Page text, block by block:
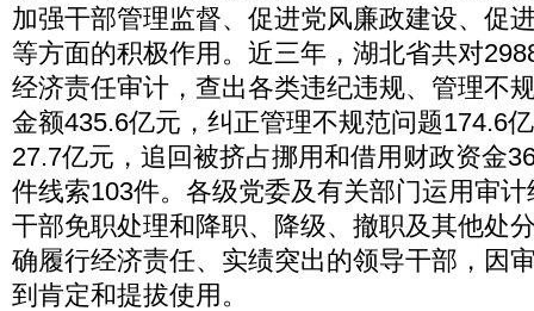
加强干部管理监督、促进党风廉政建设、促
等方面的积极作用。近三年，湖北省共对
经济责任审计，查出各类违纪违规、管理不
金额435.6亿元，纠正管理不规范问题174.6
27.7亿元，追回被挤占挪用和借用财政资金
件线索103件。各级党委及有关部门运用审
干部免职处理和降职、降级、撤职及其他处
确履行经济责任、实绩突出的领导干部，因
到肯定和提拔使用。